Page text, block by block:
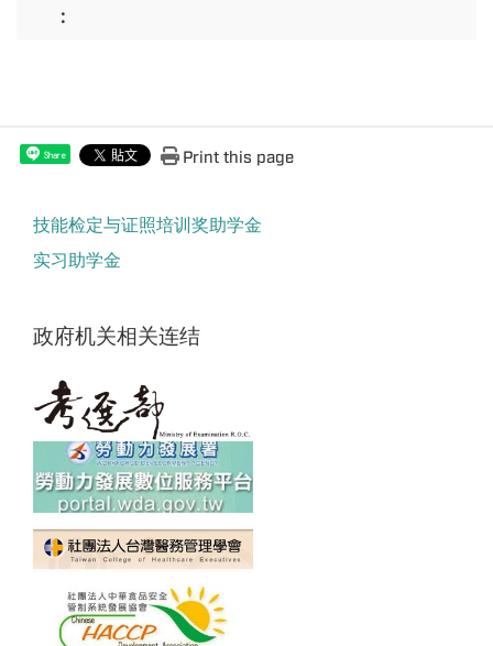
技能检定与证照培训奖助学金
实习助学金
政府机关相关连结
:
Share Print this page